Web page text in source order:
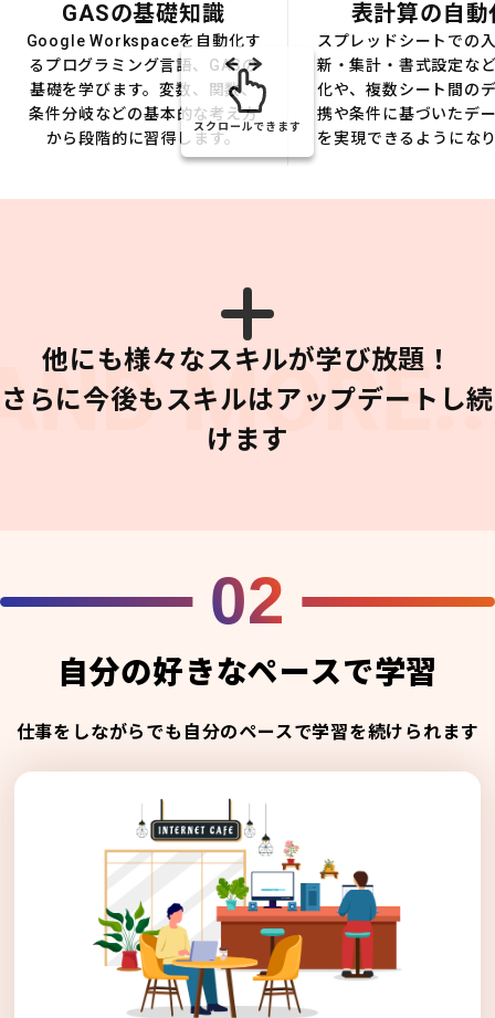
GASの基礎知識
Google Workspaceを自動化す
るプログラミング言語、GASの
基礎を学びます。変数、関数、
条件分岐などの基本的な考え方
から段階的に習得します。
表計算の自動
スプレッドシートでの
新・集計・書式設定な
化や、複数シート間の
携や条件に基づいたデ
を実現できるようにな
スクロールできます
他にも様々なスキルが学び放題！
さらに今後もスキルはアップデートし続
けます
02
自分の好きなペースで学習
仕事をしながらでも自分のペースで学習を続けられます